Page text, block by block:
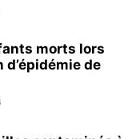
morts lors
d’épidémie de